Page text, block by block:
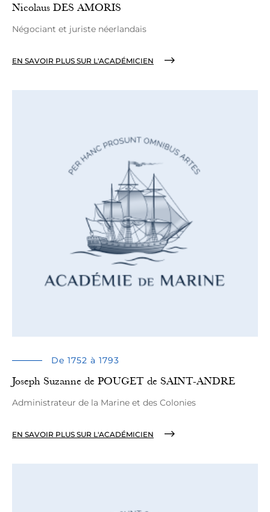
Nicolaus DES AMORIS
Négociant et juriste néerlandais
EN SAVOIR PLUS SUR L'ACADÉMICIEN
De 1752 à 1793
Joseph Suzanne de POUGET de SAINT-ANDRE
Administrateur de la Marine et des Colonies
EN SAVOIR PLUS SUR L'ACADÉMICIEN